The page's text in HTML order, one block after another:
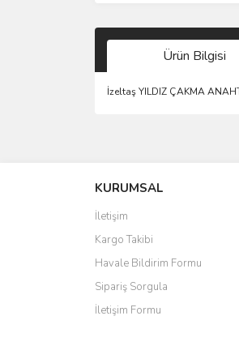
Ürün Bilgisi
İzeltaş YILDIZ ÇAKMA
Ürün resmi kalitesiz,
Ürün
Ürün bilgilerinde
Ürün fiyatı diğer
Bu ürüne benzer
KURUMSAL
İletişim
Kargo Takibi
Havale Bildirim Formu
Sipariş Sorgula
İletişim Formu